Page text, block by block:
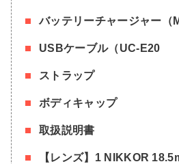
バッテリーチャージャー（
USBケーブル（UC-E20
ストラップ
ボディキャップ
取扱説明書
【レンズ】1 NIKKOR